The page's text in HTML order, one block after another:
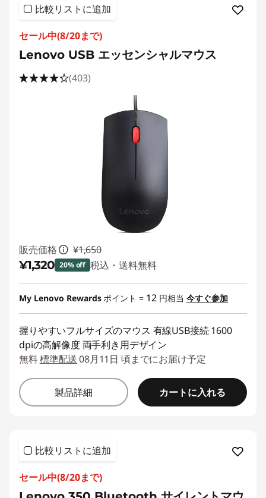
比較リストに追加
セール中(8/20まで)
Lenovo USB エッセンシャルマウス
(403)
販売価格 ¥1,650
¥1,320 20% off 税込・送料無料
特別割引 :-¥330
My Lenovo Rewardsポイント = 12 円相当 今すぐ参加
握りやすいフルサイズのマウス 有線USB接続 1600
dpiの高解像度 両手利き用デザイン
無料標準配送08月11日 頃までにお届け予定
製品詳細 カートに入れる
比較リストに追加
セール中(8/20まで)